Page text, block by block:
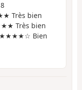
Très bien
Très bien
Bien